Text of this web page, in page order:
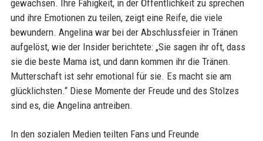
gewachsen. Ihre Fähigkeit, in der Öffentlichkeit zu sprechen
und ihre Emotionen zu teilen, zeigt eine Reife, die viele
bewundern. Angelina war bei der Abschlussfeier in Tränen
aufgelöst, wie der Insider berichtete: „Sie sagen ihr oft, dass
sie die beste Mama ist, und dann kommen ihr die Tränen.
Mutterschaft ist sehr emotional für sie. Es macht sie am
glücklichsten.“ Diese Momente der Freude und des Stolzes
sind es, die Angelina antreiben.
In den sozialen Medien teilten Fans und Freunde